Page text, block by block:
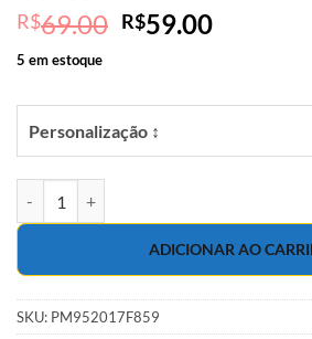
R$69.00 O
era:
R$69.00.
R$59.00O
é:
5 em estoque
Personalização ↕
ADICIONAR AO
SKU: PM952017F859